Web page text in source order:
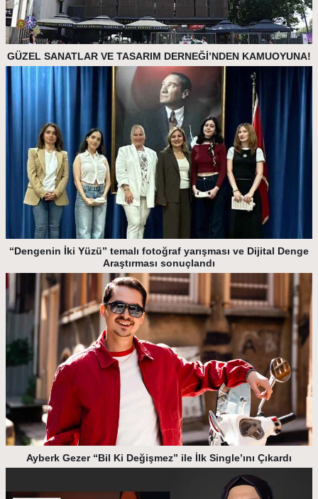
GÜZEL SANATLAR VE TASARIM DERNEĞİ’NDEN KAMUOYUNA!
“Dengenin İki Yüzü” temalı fotoğraf yarışması ve Dijital Denge
Araştırması sonuçlandı
Ayberk Gezer “Bil Ki Değişmez” ile İlk Single’ını Çıkardı